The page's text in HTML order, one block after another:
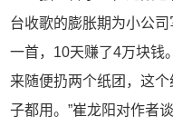
台收歌的膨胀期为小公
一首，10天赚了4万块钱
来随便扔两个纸团，这个
子都用。”崔龙阳对作者谈